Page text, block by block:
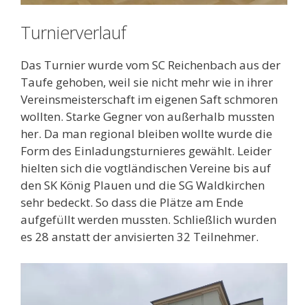
Turnierverlauf
Das Turnier wurde vom SC Reichenbach aus der
Taufe gehoben, weil sie nicht mehr wie in ihrer
Vereinsmeisterschaft im eigenen Saft schmoren
wollten. Starke Gegner von außerhalb mussten
her. Da man regional bleiben wollte wurde die
Form des Einladungsturnieres gewählt. Leider
hielten sich die vogtländischen Vereine bis auf
den SK König Plauen und die SG Waldkirchen
sehr bedeckt. So dass die Plätze am Ende
aufgefüllt werden mussten. Schließlich wurden
es 28 anstatt der anvisierten 32 Teilnehmer.